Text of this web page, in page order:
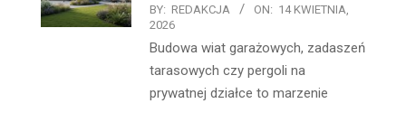
BY: REDAKCJA ON: 14 KWIETNIA,
2026
Budowa wiat garażowych, zadaszeń
tarasowych czy pergoli na
prywatnej działce to marzenie